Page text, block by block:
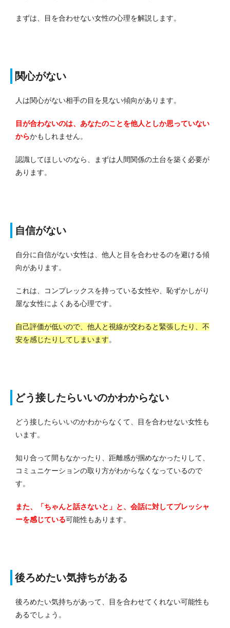
まずは、目を合わせない女性の心理を解説します。
関心がない
人は関心がない相手の目を見ない傾向があります。
目が合わないのは、あなたのことを他人としか思っていない
からかもしれません。
認識してほしいのなら、まずは人間関係の土台を築く必要が
あります。
自信がない
自分に自信がない女性は、他人と目を合わせるのを避ける傾
向があります。
これは、コンプレックスを持っている女性や、恥ずかしがり
屋な女性によくある心理です。
自己評価が低いので、他人と視線が交わると緊張したり、不
安を感じたりしてしまいます。
どう接したらいいのかわからない
どう接したらいいのかわからなくて、目を合わせない女性も
います。
知り合って間もなかったり、距離感が掴めなかったりして、
コミュニケーションの取り方がわからなくなっているので
す。
また、「ちゃんと話さないと」と、会話に対してプレッシャ
ーを感じている可能性もあります。
後ろめたい気持ちがある
後ろめたい気持ちがあって、目を合わせてくれない可能性も
あるでしょう。